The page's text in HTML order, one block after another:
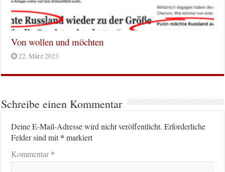
Von wollen und möchten
22. März 2023
Schreibe einen Kommentar
Deine E-Mail-Adresse wird nicht veröffentlicht. Erforderliche
Felder sind mit* markiert
Kommentar*